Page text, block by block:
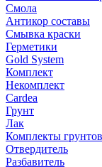
Смола
Антикор составы
Смывка краски
Герметики
Gold System
Комплект
Некомплект
Cardea
Грунт
Лак
Комплекты
Отвердитель
Разбавитель